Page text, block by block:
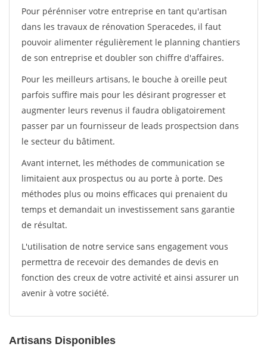
Pour pérénniser votre entreprise en tant qu'artisan
dans les travaux de rénovation Speracedes, il faut
pouvoir alimenter régulièrement le planning chantiers
de son entreprise et doubler son chiffre d'affaires.
Pour les meilleurs artisans, le bouche à oreille peut
parfois suffire mais pour les désirant progresser et
augmenter leurs revenus il faudra obligatoirement
passer par un fournisseur de leads prospectsion dans
le secteur du bâtiment.
Avant internet, les méthodes de communication se
limitaient aux prospectus ou au porte à porte. Des
méthodes plus ou moins efficaces qui prenaient du
temps et demandait un investissement sans garantie
de résultat.
L'utilisation de notre service sans engagement vous
permettra de recevoir des demandes de devis en
fonction des creux de votre activité et ainsi assurer un
avenir à votre société.
Artisans Disponibles